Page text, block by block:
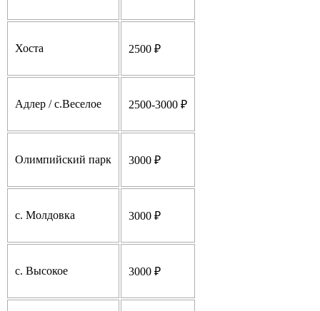
Хоста 2500 ₽
Адлер / с.Веселое 2500-3000 ₽
Олимпийский парк 3000 ₽
с. Молдовка 3000 ₽
с. Высокое 3000 ₽